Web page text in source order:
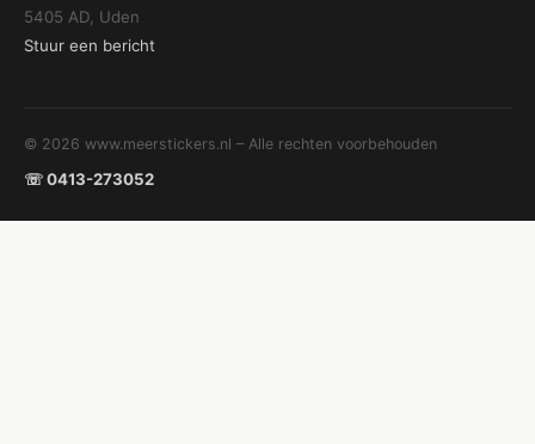
5405 AD, Uden
Stuur een bericht
© 2026 www.meerstickers.nl – Alle rechten voorbehouden
☏ 0413-273052